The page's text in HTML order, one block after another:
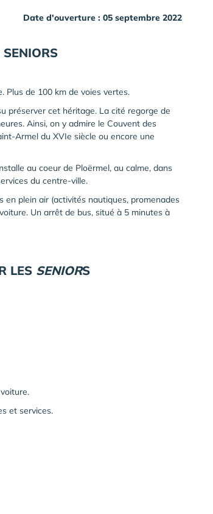
Date d'ouverture : 05 septembre 2022
SENIORS
Plus de 100 km de voies vertes.
préserver cet héritage. La cité regorge de
Ainsi, on y admire le Couvent des
Armel du XVIe siècle ou encore une
au coeur de Ploërmel, au calme, dans
du centre-ville.
plein air (activités nautiques, promenades
Un arrêt de bus, situé à 5 minutes à
LES SENIORS
et services.